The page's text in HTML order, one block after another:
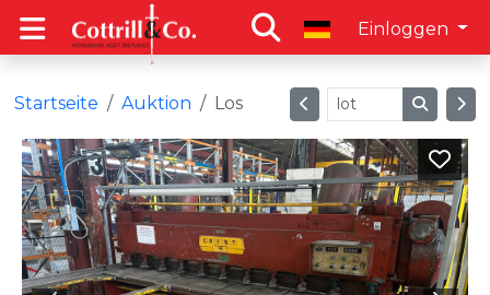
Einloggen
Startseite Auktion Los